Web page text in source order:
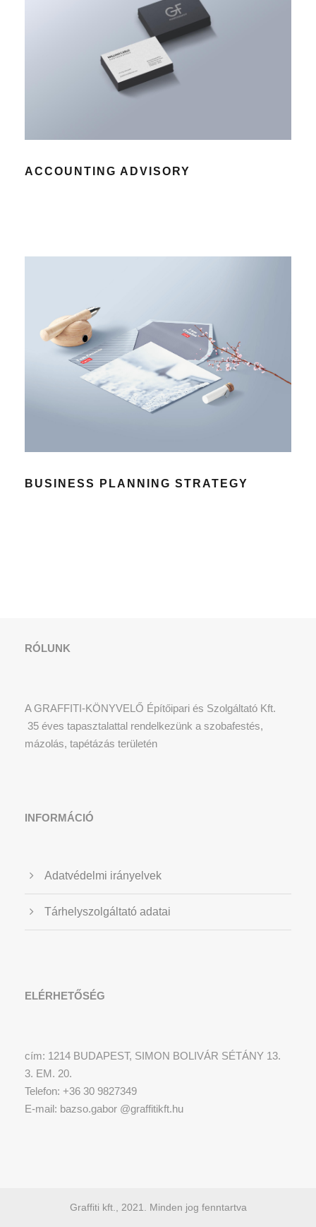
ACCOUNTING ADVISORY
BUSINESS PLANNING STRATEGY
RÓLUNK
A GRAFFITI-KÖNYVELŐ Építőipari és Szolgáltató Kft.
35 éves tapasztalattal rendelkezünk a szobafestés,
mázolás, tapétázás területén
INFORMÁCIÓ
Adatvédelmi irányelvek
Tárhelyszolgáltató adatai
ELÉRHETŐSÉG
cím: 1214 BUDAPEST, SIMON BOLIVÁR SÉTÁNY 13.
3. EM. 20.
Telefon: +36 30 9827349
E-mail: bazso.gabor @graffitikft.hu
Graffiti kft., 2021. Minden jog fenntartva